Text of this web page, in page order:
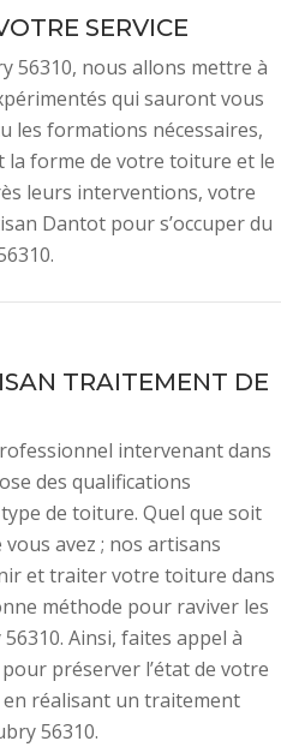
SERVICE
56310, nous allons mettre à
qui sauront vous
les formations nécessaires,
forme de votre toiture et le
leurs interventions, votre
Dantot pour s’occuper du
TRAITEMENT DE
intervenant dans
des qualifications
de toiture. Quel que soit
avez ; nos artisans
et traiter votre toiture dans
méthode pour raviver les
Ainsi, faites appel à
préserver l’état de votre
réalisant un traitement
56310.